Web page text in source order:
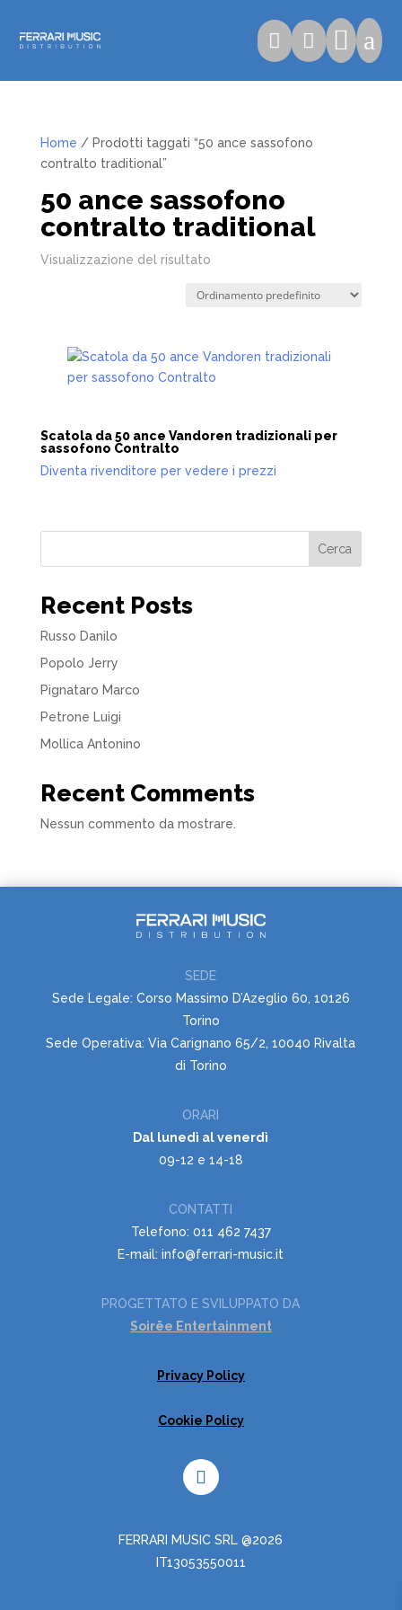
   a
Home / Prodotti taggati “50 ance sassofono
contralto traditional”
50 ance sassofono
contralto traditional
Visualizzazione del risultato
Scatola da 50 ance Vandoren tradizionali per
sassofono Contralto
Diventa rivenditore per vedere i prezzi
Cerca
Recent Posts
Russo Danilo
Popolo Jerry
Pignataro Marco
Petrone Luigi
Mollica Antonino
Recent Comments
Nessun commento da mostrare.
SEDE
Sede Legale: Corso Massimo D’Azeglio 60, 10126
Torino
Sede Operativa: Via Carignano 65/2, 10040 Rivalta
di Torino
ORARI
Dal lunedì al venerdì
09-12 e 14-18
CONTATTI
Telefono: 011 462 7437
E-mail: info@ferrari-music.it
PROGETTATO E SVILUPPATO DA
Soirëe Entertainment
Privacy Policy
Cookie Policy
FERRARI MUSIC SRL @2026
IT13053550011